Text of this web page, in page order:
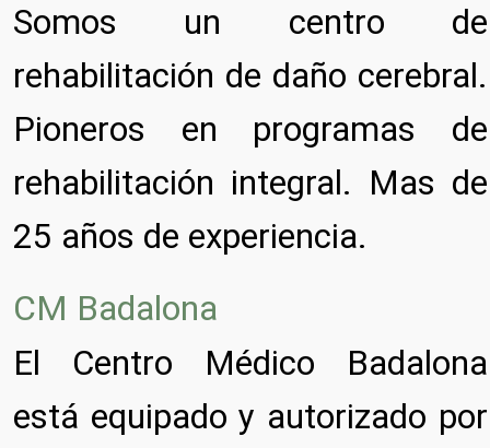
Somos un centro de
rehabilitación de daño cerebral.
Pioneros en programas de
rehabilitación integral. Mas de
25 años de experiencia.
CM Badalona
El Centro Médico Badalona
está equipado y autorizado por